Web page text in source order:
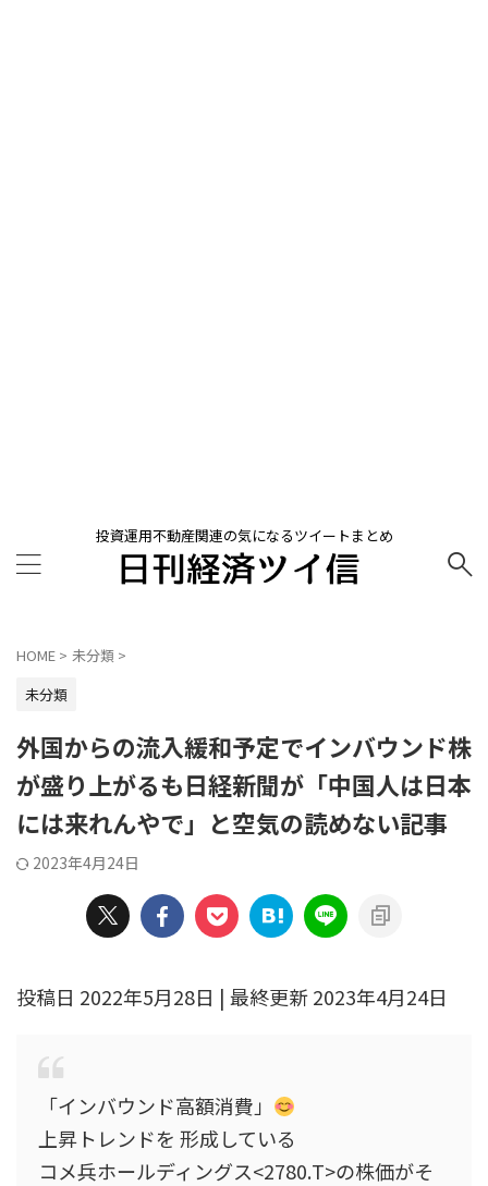
投資運用不動産関連の気になるツイートまとめ
HOME > 未分類 >
未分類
外国からの流入緩和予定でインバウンド株
が盛り上がるも日経新聞が「中国人は日本
には来れんやで」と空気の読めない記事
2023年4月24日
投稿日 2022年5月28日 | 最終更新 2023年4月24日
「インバウンド高額消費」
上昇トレンドを 形成している
コメ兵ホールディングス<2780.T>の株価がそ